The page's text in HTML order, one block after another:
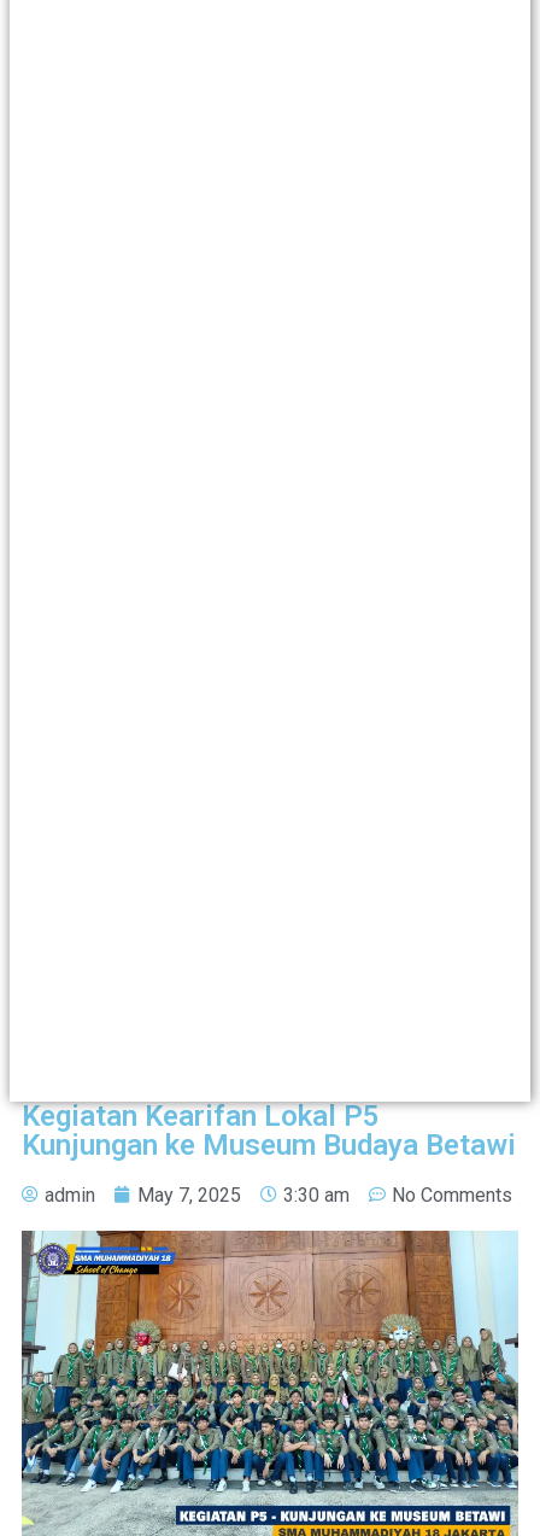
Kegiatan Kearifan Lokal P5
Kunjungan ke Museum Budaya Betawi
admin May 7, 2025 3:30 am No Comments